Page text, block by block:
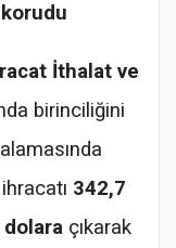
İthalat ve
birinciliğini
342,7
çıkarak